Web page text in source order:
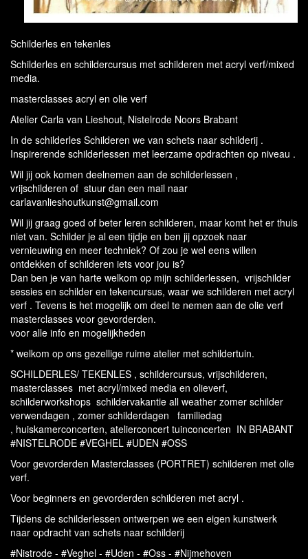
Schilderles en tekenles
Schilderles en schildercursus met schilderen met acryl verf/mixed
media.
masterclasses acryl en olie verf
Atelier Carla van Lieshout, Nistelrode Noors Brabant
In de schilderles Schilderen we van schets naar schilderij .
Inspirerende schilderlessen met leerzame opdrachten op niveau .
Wil jij ook komen deelnemen aan de schilderlessen ,
vrijschilderen of stuur dan een mail naar
carlavanlieshoutkunst@gmail.com
Wil jij graag goed of beter leren schilderen, maar komt het er thuis
niet van. Schilder je al een tijdje en ben jij opzoek naar
vernieuwing en meer techniek? Of zou je wel eens willen
ontdekken of schilderen iets voor jou is?
Dan ben je van harte welkom op mijn schilderlessen, vrijschilder
sessies en schilder en tekencursus, waar we schilderen met acryl
verf . Tevens is het mogelijk om deel te nemen aan de olie verf
masterclasses voor gevorderden.
voor alle info en mogelijkheden
* welkom op ons gezellige ruime atelier met schildertuin.
SCHILDERLES/ TEKENLES , schildercursus, vrijschilderen,
masterclasses met acryl/mixed media en olieverf,
schilderworkshops schildervakantie all weather zomer schilder
verwendagen , zomer schilderdagen familiedag
, huiskamerconcerten, atelierconcert tuinconcerten IN BRABANT
#NISTELRODE #VEGHEL #UDEN #OSS
Voor gevorderden Masterclasses (PORTRET) schilderen met olie
verf.
Voor beginners en gevorderden schilderen met acryl .
Tijdens de schilderlessen ontwerpen we een eigen kunstwerk
naar opdracht van schets naar schilderij
#Nistrode - #Veghel - #Uden - #Oss - #Nijmehoven